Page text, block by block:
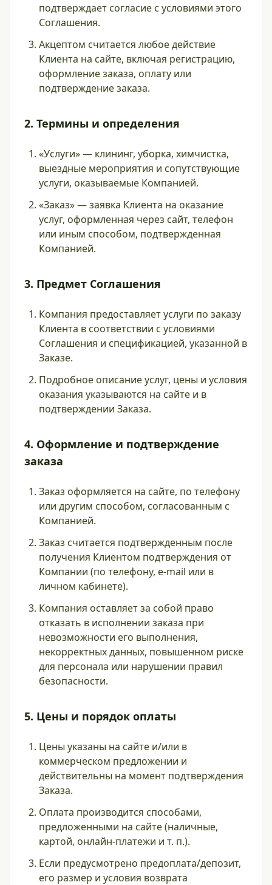
подтверждает согласие с условиями этого
Соглашения.
Акцептом считается любое действие
Клиента на сайте, включая регистрацию,
оформление заказа, оплату или
подтверждение заказа.
2. Термины и определения
«Услуги» — клининг, уборка, химчистка,
выездные мероприятия и сопутствующие
услуги, оказываемые Компанией.
«Заказ» — заявка Клиента на оказание
услуг, оформленная через сайт, телефон
или иным способом, подтвержденная
Компанией.
3. Предмет Соглашения
Компания предоставляет услуги по заказу
Клиента в соответствии с условиями
Соглашения и спецификацией, указанной в
Заказе.
Подробное описание услуг, цены и условия
оказания указываются на сайте и в
подтверждении Заказа.
4. Оформление и подтверждение
заказа
Заказ оформляется на сайте, по телефону
или другим способом, согласованным с
Компанией.
Заказ считается подтвержденным после
получения Клиентом подтверждения от
Компании (по телефону, e-mail или в
личном кабинете).
Компания оставляет за собой право
отказать в исполнении заказа при
невозможности его выполнения,
некорректных данных, повышенном риске
для персонала или нарушении правил
безопасности.
5. Цены и порядок оплаты
Цены указаны на сайте и/или в
коммерческом предложении и
действительны на момент подтверждения
Заказа.
Оплата производится способами,
предложенными на сайте (наличные,
картой, онлайн-платежи и т. п.).
Если предусмотрено предоплата/депозит,
его размер и условия возврата